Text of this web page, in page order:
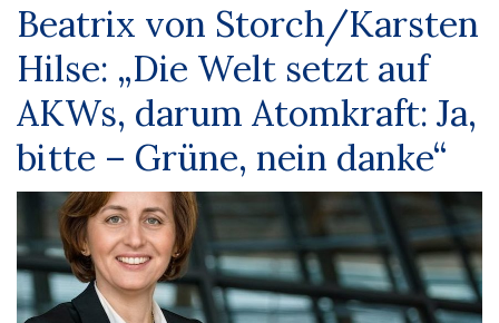
Beatrix von Storch/Karsten
Hilse: „Die Welt setzt auf
AKWs, darum Atomkraft: Ja,
bitte – Grüne, nein danke“